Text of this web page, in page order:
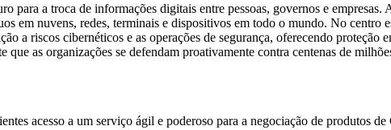
a troca de informações digitais entre pessoas, governos e empresas.
em nuvens, redes, terminais e dispositivos em todo o mundo. No
a riscos cibernéticos e as operações de segurança, oferecendo proteção
as organizações se defendam proativamente contra centenas de
acesso a um serviço ágil e poderoso para a negociação de produtos